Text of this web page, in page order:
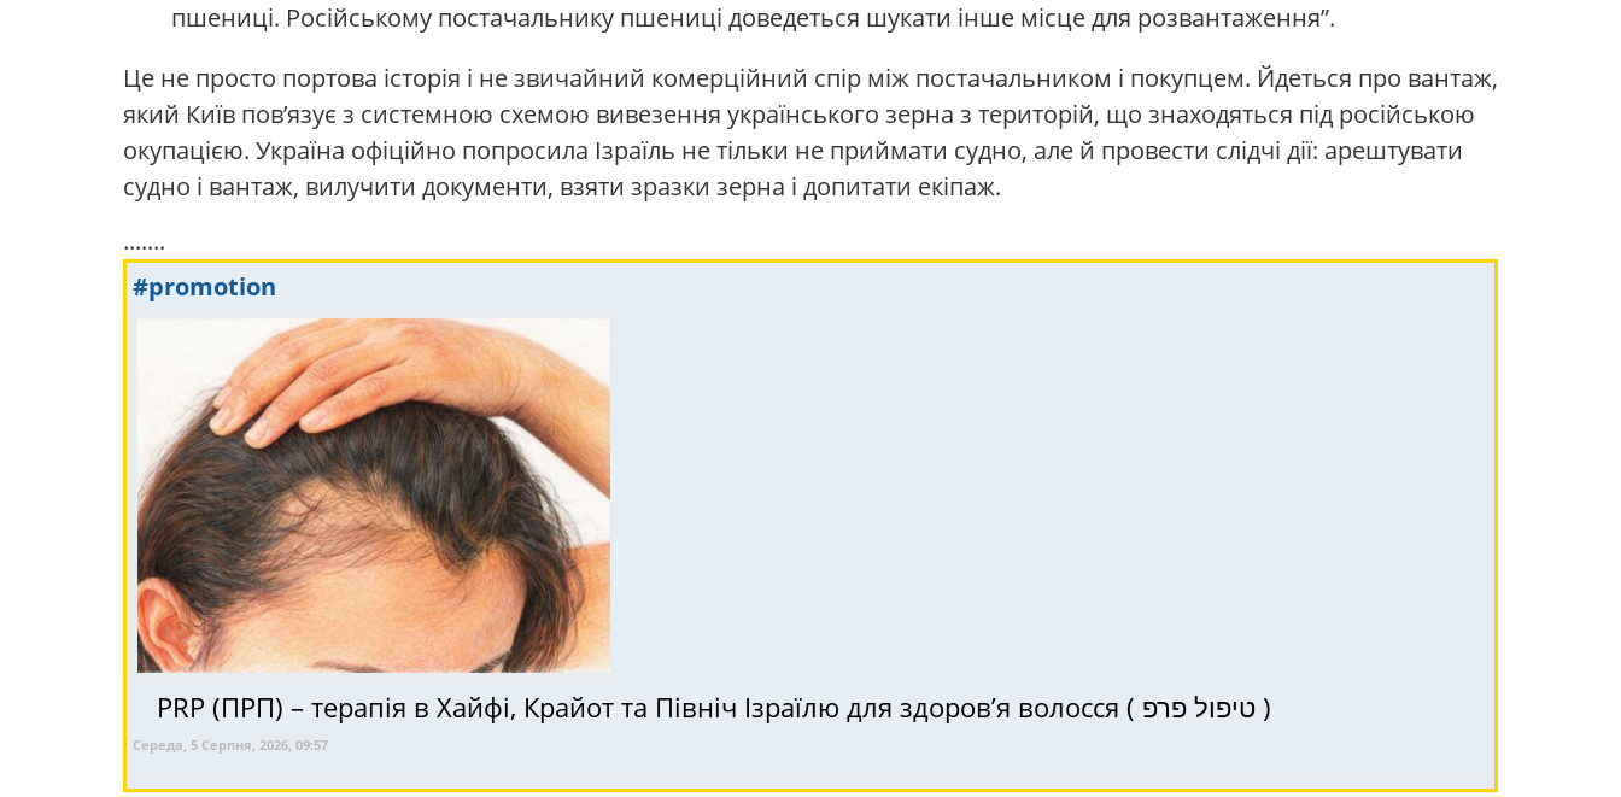
пшениці. Російському постачальнику пшениці доведеться шукати інше місце для розвантаження”.
Це не просто портова історія і не звичайний комерційний спір між постачальником і покупцем. Йдеться про вантаж,
який Київ пов’язує з системною схемою вивезення українського зерна з територій, що знаходяться під російською
окупацією. Україна офіційно попросила Ізраїль не тільки не приймати судно, але й провести слідчі дії: арештувати
судно і вантаж, вилучити документи, взяти зразки зерна і допитати екіпаж.
.......
#promotion
PRP (ПРП) – терапія в Хайфі, Крайот та Північ Ізраїлю для здоров’я волосся ( טיפול פרפ )
Середа, 5 Серпня, 2026, 09:57